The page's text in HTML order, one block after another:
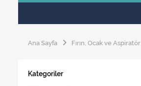
Ana Sayfa Fırın, Ocak ve Aspiratör
Kategoriler